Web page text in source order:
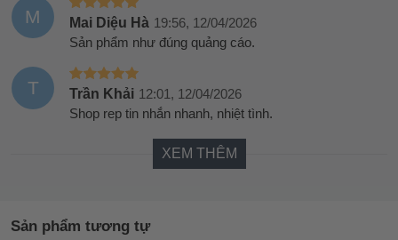
M Mai Diệu Hà 19:56, 12/04/2026
Sản phẩm như đúng quảng cáo.
T Trần Khải 12:01, 12/04/2026
Shop rep tin nhắn nhanh, nhiệt tình.
XEM THÊM
Sản phẩm tương tự